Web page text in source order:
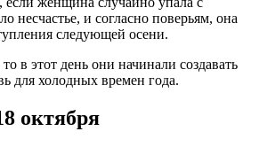
несчастье, и согласно поверьям, она
следующей осени.
в этот день они начинали создавать
для холодных времен года.
октября